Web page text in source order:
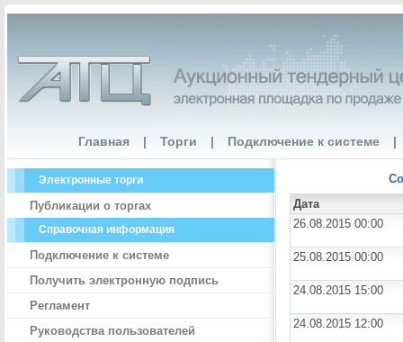
Главная | Торги | Подключение к системе |
Электронные торги
Публикации о торгах
Справочная информация
Подключение к системе
Получить электронную подпись
Регламент
Руководства пользователей
Дата
26.08.2015 00:00
25.08.2015 00:00
24.08.2015 15:00
24.08.2015 12:00